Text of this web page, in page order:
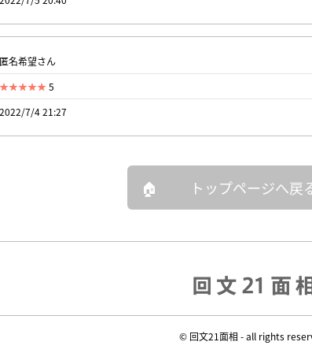
匿名希望さん
5
2022/7/4 21:27
トップページへ戻
© 回文21面相 - all rights